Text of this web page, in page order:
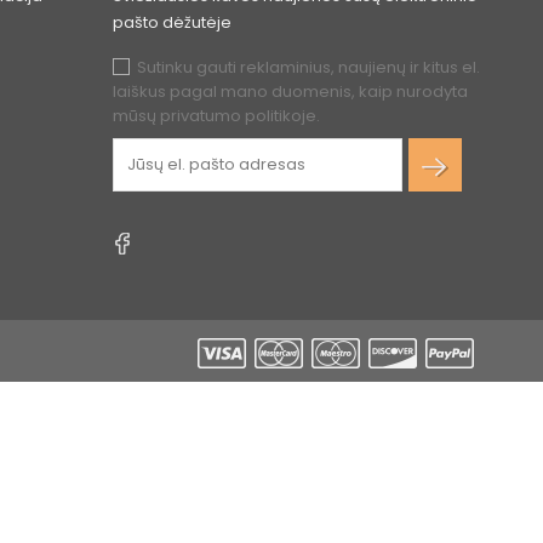
pašto dėžutėje
Sutinku gauti reklaminius, naujienų ir kitus el.
laiškus pagal mano duomenis, kaip nurodyta
mūsų privatumo politikoje.